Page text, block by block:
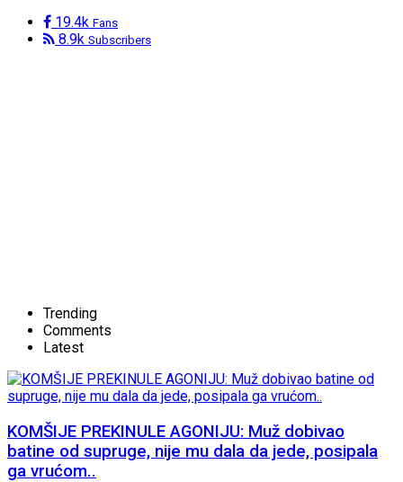
19.4k Fans
8.9k Subscribers
Trending
Comments
Latest
KOMŠIJE PREKINULE AGONIJU: Muž dobivao
batine od supruge, nije mu dala da jede, posipala
ga vrućom..